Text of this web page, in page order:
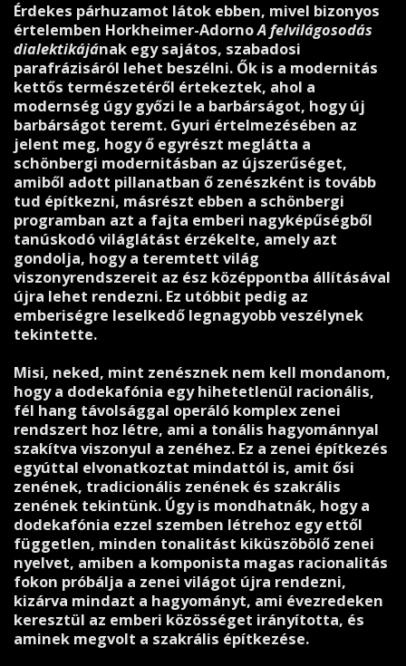
Érdekes párhuzamot látok ebben, mivel bizonyos
értelemben Horkheimer-AdornoA felvilágosodás
dialektikájának egy sajátos, szabadosi
parafrázisáról lehet beszélni. Ők is a modernitás
kettős természetéről értekeztek, ahol a
modernség úgy győzi le a barbárságot, hogy új
barbárságot teremt. Gyuri értelmezésében az
jelent meg, hogy ő egyrészt meglátta a
schönbergi modernitásban az újszerűséget,
amiből adott pillanatban ő zenészként is tovább
tud építkezni, másrészt ebben a schönbergi
programban azt a fajta emberi nagyképűségből
tanúskodó világlátást érzékelte, amely azt
gondolja, hogy a teremtett világ
viszonyrendszereit az ész középpontba állításával
újra lehet rendezni. Ez utóbbit pedig az
emberiségre leselkedő legnagyobb veszélynek
tekintette.
Misi, neked, mint zenésznek nem kell mondanom,
hogy a dodekafónia egy hihetetlenül racionális,
fél hang távolsággal operáló komplex zenei
rendszert hoz létre, ami a tonális hagyománnyal
szakítva viszonyul a zenéhez. Ez a zenei építkezés
egyúttal elvonatkoztat mindattól is, amit ősi
zenének, tradicionális zenének és szakrális
zenének tekintünk. Úgy is mondhatnák, hogy a
dodekafónia ezzel szemben létrehoz egy ettől
független, minden tonalitást kiküszöbölő zenei
nyelvet, amiben a komponista magas racionalitás
fokon próbálja a zenei világot újra rendezni,
kizárva mindazt a hagyományt, ami évezredeken
keresztül az emberi közösséget irányította, és
aminek megvolt a szakrális építkezése.